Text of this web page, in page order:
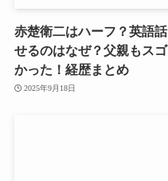
赤楚衛二はハーフ？英語話
せるのはなぜ？父親もスゴ
かった！経歴まとめ
2025年9月18日